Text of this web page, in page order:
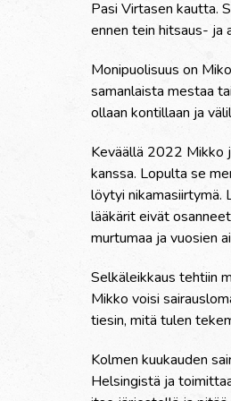
Pasi Virtasen kautta.
ennen tein hitsaus- ja
Monipuolisuus on
samanlaista mestaa
ollaan kontillaan ja
Keväällä 2022 Mikko
kanssa. Lopulta se
löytyi nikamasiirtymä.
lääkärit eivät
murtumaa ja vuosien
Selkäleikkaus tehtiin
Mikko voisi
tiesin, mitä tulen
Kolmen kuukauden
Helsingistä ja